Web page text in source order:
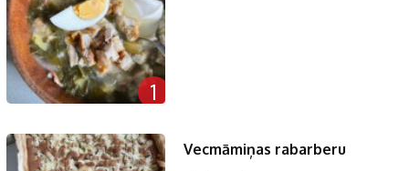
1
Vecmāmiņas rabarberu